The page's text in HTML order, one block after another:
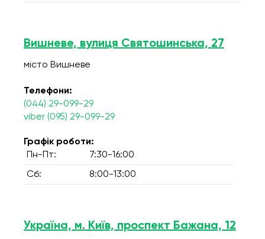
Вишневе, вулиця Святошинська, 27
місто Вишневе
Телефони:
(044) 29-099-29
viber (095) 29-099-29
Графік роботи:
Пн-Пт:
7:30-16:00
Сб: 8:00-13:00
Україна, м. Київ, проспект Бажана, 12